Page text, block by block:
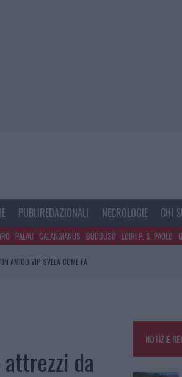
PUBLIREDAZIONALI NECROLOGIE CHI
PALAU CALANGIANUS BUDDUSÒ LOIRI P. S. PAOLO
AMICO VIP SVELA COME FA
da
NOTIZIE